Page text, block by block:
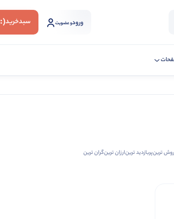
ورودو عضویت سبد‌خرید(:
ترینپربازدید ترینارزان ترینگران ترین